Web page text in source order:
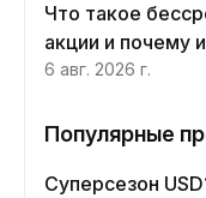
Что такое
акции и почему
6 авг. 2026 г.
Популярные
Суперсезон